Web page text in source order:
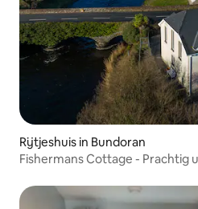
Rijtjeshuis in Bundoran
Fishermans Cottage - Prachtig